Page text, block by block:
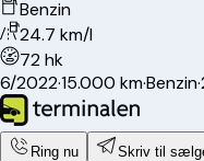
Benzin
24.7 km/l
72 hk
6/2022·15.000 km·Benzin·
Ring nu Skriv til